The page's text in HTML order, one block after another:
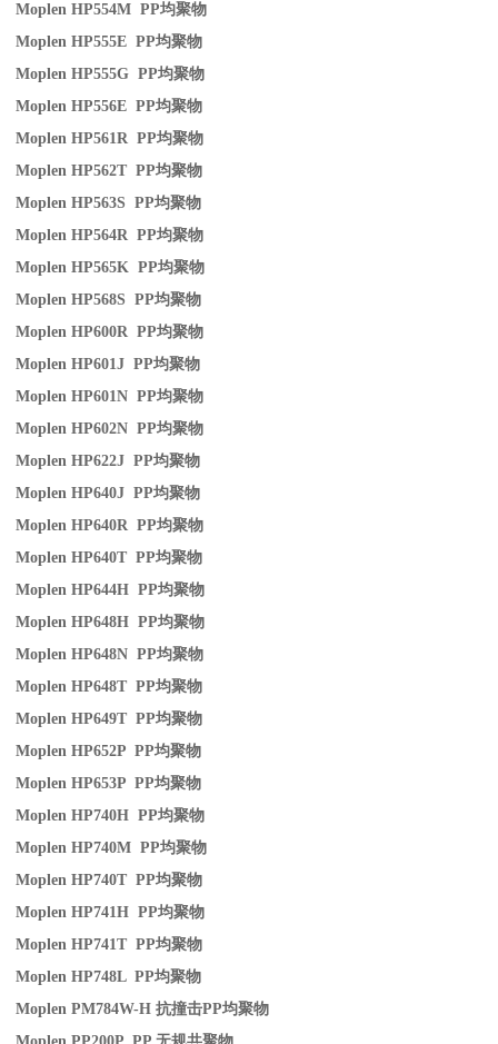
Moplen HP554M PP均聚物
Moplen HP555E PP均聚物
Moplen HP555G PP均聚物
Moplen HP556E PP均聚物
Moplen HP561R PP均聚物
Moplen HP562T PP均聚物
Moplen HP563S PP均聚物
Moplen HP564R PP均聚物
Moplen HP565K PP均聚物
Moplen HP568S PP均聚物
Moplen HP600R PP均聚物
Moplen HP601J PP均聚物
Moplen HP601N PP均聚物
Moplen HP602N PP均聚物
Moplen HP622J PP均聚物
Moplen HP640J PP均聚物
Moplen HP640R PP均聚物
Moplen HP640T PP均聚物
Moplen HP644H PP均聚物
Moplen HP648H PP均聚物
Moplen HP648N PP均聚物
Moplen HP648T PP均聚物
Moplen HP649T PP均聚物
Moplen HP652P PP均聚物
Moplen HP653P PP均聚物
Moplen HP740H PP均聚物
Moplen HP740M PP均聚物
Moplen HP740T PP均聚物
Moplen HP741H PP均聚物
Moplen HP741T PP均聚物
Moplen HP748L PP均聚物
Moplen PM784W-H抗撞击PP均聚物